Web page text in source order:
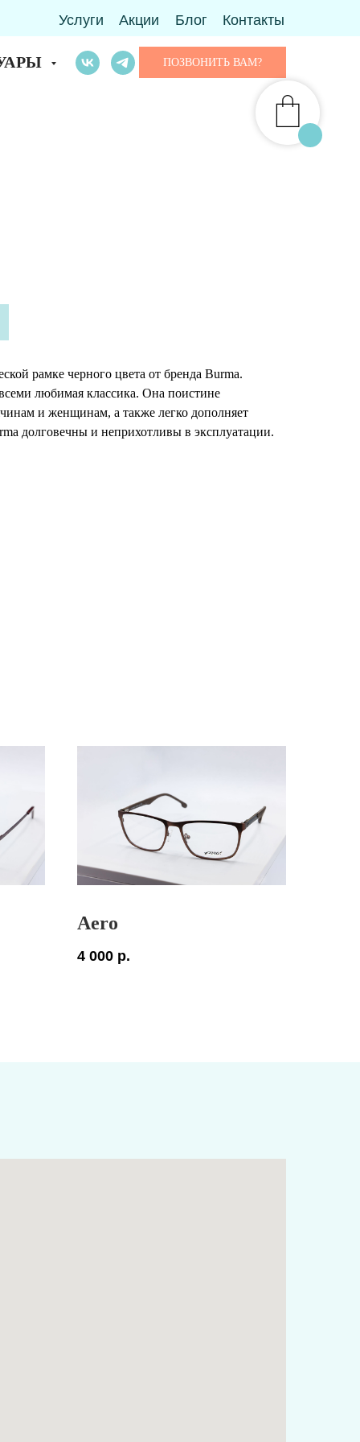
Акции
Услуги Блог Контакты
ПОЗВОНИТЬ ВАМ?
рамке черного цвета от бренда Burma.
любимая классика. Она поистине
и женщинам, а также легко дополняет
долговечны и неприхотливы в эксплуатации.
Aero
4 000 р.